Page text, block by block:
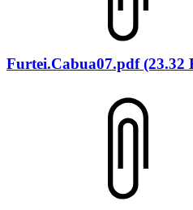
Furtei.Cabua07.pdf (23.32